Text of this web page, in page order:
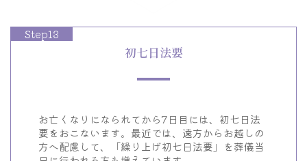
Step13
初七日法要
お亡くなりになられてから7日目には、初七日法
要をおこないます。 最近では、遠方からお越しの
方へ配慮して、
「繰り上げ初七日法要」を葬儀当